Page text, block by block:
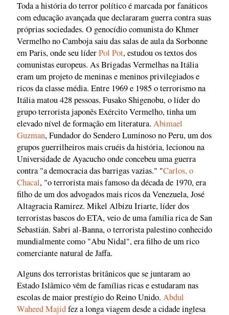
Toda a história do terror político é marcada por fanáticos
com educação avançada que declararam guerra contra suas
próprias sociedades. O genocídio comunista do Khmer
Vermelho no Camboja saiu das salas de aula da Sorbonne
em Paris, onde seu líderPol Pot, estudou os textos dos
comunistas europeus. As Brigadas Vermelhas na Itália
eram um projeto de meninas e meninos privilegiados e
ricos da classe média. Entre 1969 e 1985 o terrorismo na
Itália matou 428 pessoas. Fusako Shigenobu, o líder do
grupo terrorista japonês Exército Vermelho, tinha um
elevado nível de formação em literatura. Abimael
Guzman, Fundador do Sendero Luminoso no Peru, um dos
grupos guerrilheiros mais cruéis da história, lecionou na
Universidade de Ayacucho onde concebeu uma guerra
contra "a democracia das barrigas vazias." "Carlos, o
Chacal, "o terrorista mais famoso da década de 1970, era
filho de um dos advogados mais ricos da Venezuela, José
Altagracia Ramirez. Mikel Albizu Iriarte, líder dos
terroristas bascos do ETA, veio de uma família rica de San
Sebastián. Sabri al-Banna, o terrorista palestino conhecido
mundialmente como "Abu Nidal", era filho de um rico
comerciante natural de Jaffa.
Alguns dos terroristas britânicos que se juntaram ao
Estado Islâmico vêm de famílias ricas e estudaram nas
escolas de maior prestígio do Reino Unido. Abdul
Waheed Majidfez a longa viagem desde a cidade inglesa